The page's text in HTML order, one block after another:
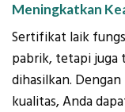
Meningkatkan
Sertifikat laik
pabrik, tetapi juga
dihasilkan.
kualitas, Anda